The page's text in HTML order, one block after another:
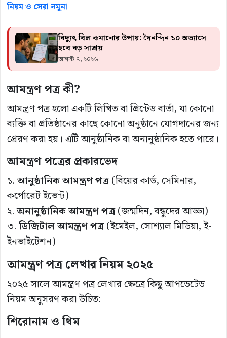
নিয়ম ও সেরা নমুনা
বিদ্যুৎ বিল কমানোর উপায়: দৈনন্দিন ১০ অভ্যাসে
হবে বড় সাশ্রয়
আগস্ট ৭, ২০২৬
আমন্ত্রণ পত্র কী?
আমন্ত্রণ পত্র হলো একটি লিখিত বা প্রিন্টেড বার্তা, যা কোনো
ব্যক্তি বা প্রতিষ্ঠানের কাছে কোনো অনুষ্ঠানে যোগদানের জন্য
প্রেরণ করা হয়। এটি আনুষ্ঠানিক বা অনানুষ্ঠানিক হতে পারে।
আমন্ত্রণ পত্রের প্রকারভেদ
১.আনুষ্ঠানিক আমন্ত্রণ পত্র(বিয়ের কার্ড, সেমিনার,
কর্পোরেট ইভেন্ট)
২.অনানুষ্ঠানিক আমন্ত্রণ পত্র(জন্মদিন, বন্ধুদের আড্ডা)
৩.ডিজিটাল আমন্ত্রণ পত্র(ইমেইল, সোশ্যাল মিডিয়া, ই-
ইনভাইটেশন)
আমন্ত্রণ পত্র লেখার নিয়ম ২০২৫
২০২৫ সালে আমন্ত্রণ পত্র লেখার ক্ষেত্রে কিছু আপডেটেড
নিয়ম অনুসরণ করা উচিত:
শিরোনাম ও থিম